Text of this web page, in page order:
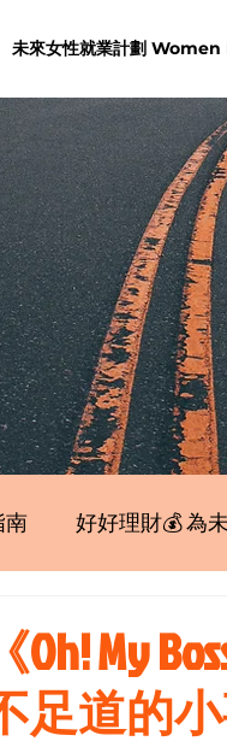
未來女性就業計劃
南 好好理財💰 為
My
足道的